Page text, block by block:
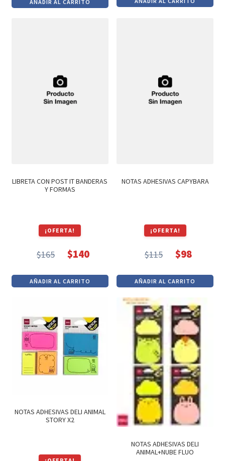
original
actual
AÑADIR AL CARRITO
original
actual
LIBRETA CON POST IT BANDERAS
Y FORMAS
¡OFERTA!
$165
precio
original
$140
precio
actual
AÑADIR AL CARRITO
NOTAS ADHESIVAS CAPYBARA
¡OFERTA!
$115
precio
original
$115.
$98
precio
actual
$98.
AÑADIR AL CARRITO
NOTAS ADHESIVAS DELI ANIMAL
STORY X2
NOTAS ADHESIVAS DELI
ANIMAL+NUBE FLUO